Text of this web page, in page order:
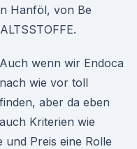
Hanföl, von Be
Auch wenn wir Endoca
nach wie vor toll
finden, aber da eben
auch Kriterien wie
Preis eine Rolle